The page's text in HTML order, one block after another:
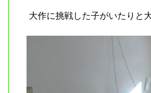
大作に挑戦した子がいたりと